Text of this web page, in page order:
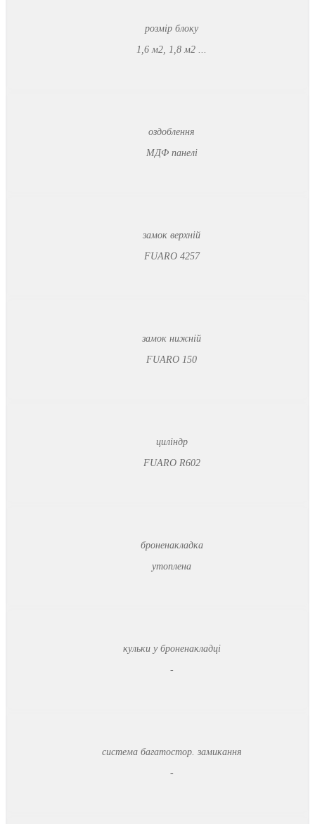
розмір блоку
1,6 м2, 1,8 м2 ...
оздоблення
МДФ панелі
замок верхній
FUARO 4257
замок нижній
FUARO 150
циліндр
FUARO R602
броненакладка
утоплена
кульки у броненакладці
-
система багатостор. замикання
-